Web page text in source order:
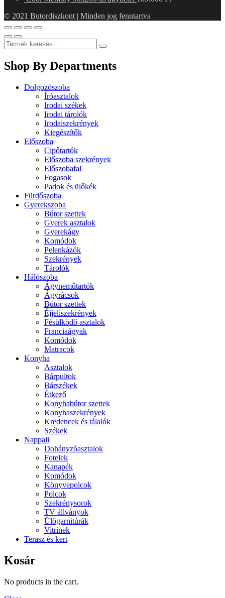
© 2021 Butordiszkont | Minden jog fenntartva
Shop By Departments
Dolgozószoba
Íróasztalok
Irodai székek
Irodai tárolók
Irodaiszekrények
Kiegészítők
Előszoba
Cipőtartók
Előszoba szekrények
Előszobafal
Fogasok
Padok és ülőkék
Fürdőszoba
Gyerekszoba
Bútor szettek
Gyerek asztalok
Gyerekágy
Komódok
Pelenkázók
Szekrények
Tárolók
Hálószoba
Ágyneműtartók
Ágyrácsok
Bútor szettek
Éjjeliszekrények
Fésülködő asztalok
Franciaágyak
Komódok
Matracok
Konyha
Asztalok
Bárpultok
Bárszékek
Étkező
Konyhabútor szettek
Konyhaszekrények
Kredencek és tálalók
Székek
Nappali
Dohányzóasztalok
Fotelek
Kanapék
Komódok
Könyvepolcok
Polcok
Szekrénysorok
TV állványok
Ülőgarnitúrák
Vitrinek
Terasz és kert
Kosár
No products in the cart.